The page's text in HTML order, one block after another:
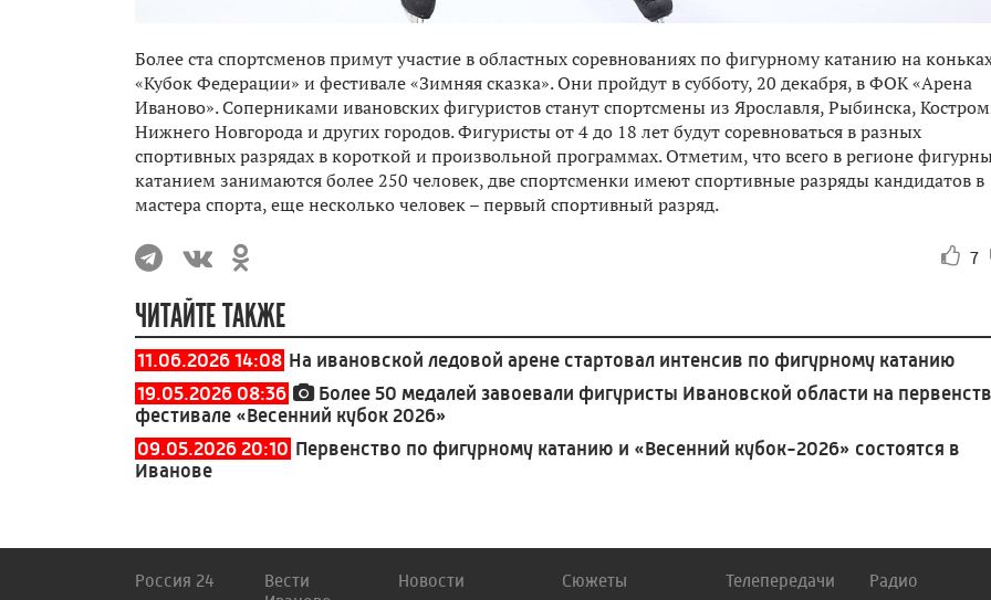
Более ста спортсменов примут участие в областных соревнованиях по фигурному катанию на
«Кубок Федерации» и фестивале «Зимняя сказка». Они пройдут в субботу, 20 декабря, в ФОК «Арена
Иваново». Соперниками ивановских фигуристов станут спортсмены из Ярославля, Рыбинска,
Нижнего Новгорода и других городов. Фигуристы от 4 до 18 лет будут соревноваться в разных
спортивных разрядах в короткой и произвольной программах. Отметим, что всего в регионе
катанием занимаются более 250 человек, две спортсменки имеют спортивные разряды кандидатов в
мастера спорта, еще несколько человек – первый спортивный разряд.
7
ЧИТАЙТЕ ТАКЖЕ
11.06.2026 14:08 На ивановской ледовой арене стартовал интенсив по фигурному катанию
19.05.2026 08:36
Более 50 медалей завоевали фигуристы Ивановской области на
фестивале «Весенний кубок 2026»
09.05.2026 20:10 Первенство по фигурному катанию и «Весенний кубок-2026» состоятся в
Иванове
Россия 24
Вести
Новости Сюжеты Телепередачи Радио